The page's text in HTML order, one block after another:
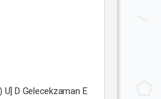
U] D Gelecekzaman E